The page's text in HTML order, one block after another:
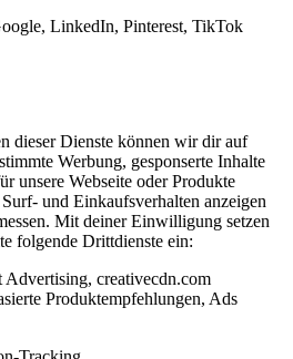
LinkedIn, Pinterest, TikTok
dieser Dienste können wir dir auf
Werbung, gesponserte Inhalte
unsere Webseite oder Produkte
und Einkaufsverhalten anzeigen
Mit deiner Einwilligung setzen
folgende Drittdienste ein:
creativecdn.com
Produktempfehlungen, Ads